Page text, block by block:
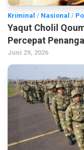
Kriminal / Nasional /
Yaqut Cholil
Percepat
Juni 29, 2026